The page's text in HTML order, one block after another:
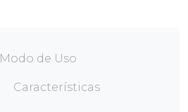
Modo de Uso
Características